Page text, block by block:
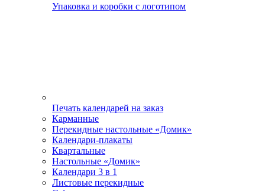
Упаковка и коробки с логотипом
Печать календарей на заказ
Карманные
Перекидные настольные «Домик»
Календари-плакаты
Квартальные
Настольные «Домик»
Календари 3 в 1
Листовые перекидные